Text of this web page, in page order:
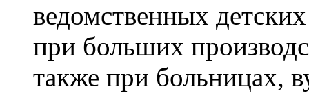
ведомственных
при больших
также при больницах,